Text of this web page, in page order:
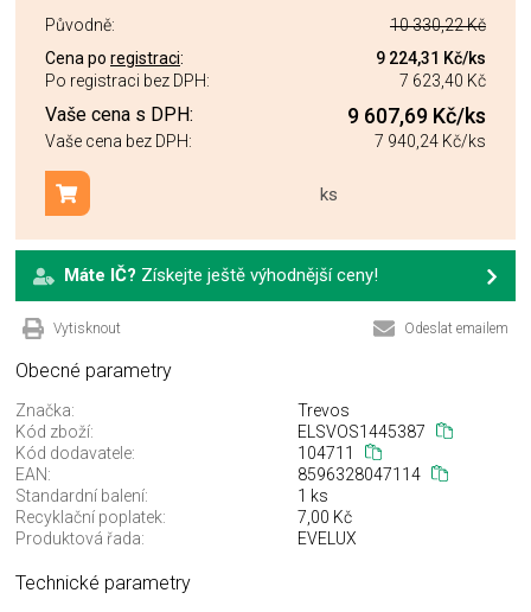
Původně:
10 330,22 Kč
Cena po registraci: 9 224,31 Kč/ks
Po registraci bez DPH:
7 623,40 Kč
Vaše cena s DPH: 9 607,69 Kč/ks
Vaše cena bez DPH: 7 940,24 Kč/ks
ks
Přidat do košíku
Máte IČ? Získejte ještě výhodnější ceny!
Vytisknout Odeslat emailem
Obecné parametry
Značka:
Trevos
Kód zboží:
ELSVOS1445387
Kód dodavatele:
104711
EAN:
8596328047114
Standardní balení:
1 ks
Recyklační poplatek:
7,00 Kč
Produktová řada:
EVELUX
Technické parametry